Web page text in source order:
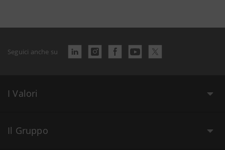
Seguici anche su
I Valori
Il Gruppo